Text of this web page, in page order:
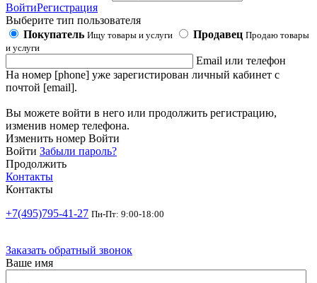
ВойтиРегистрация
Выберите тип пользователя
Покупатель Ищу товары и услуги Продавец Продаю товары
и услуги
Email или телефон
На номер [phone] уже зарегистирован личный кабинет с
почтой [email].
Вы можете войти в него или продолжить регистрацию,
изменив номер телефона.
Изменить номер Войти
Войти Забыли пароль?
Продолжить
Контакты
Контакты
+7(495)795-41-27 Пн-Пт: 9:00-18:00
Заказать обратный звонок
Ваше имя